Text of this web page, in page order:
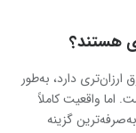
هستند؟
دارد، به‌طور
اما واقعیت کاملاً
گزینه